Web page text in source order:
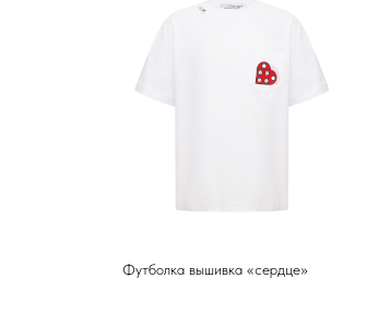
Футболка вышивка «сердце»